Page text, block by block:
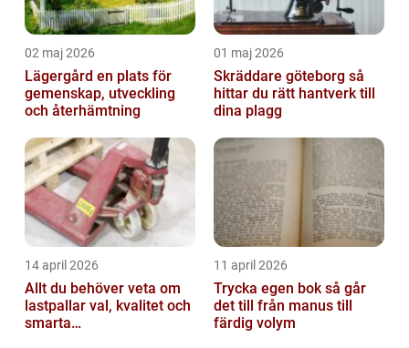
02 maj 2026
Lägergård en plats för
gemenskap, utveckling
och återhämtning
01 maj 2026
Skräddare göteborg så
hittar du rätt hantverk till
dina plagg
14 april 2026
Allt du behöver veta om
lastpallar val, kvalitet och
smarta
11 april 2026
Trycka egen bok så går
det till från manus till
färdig volym